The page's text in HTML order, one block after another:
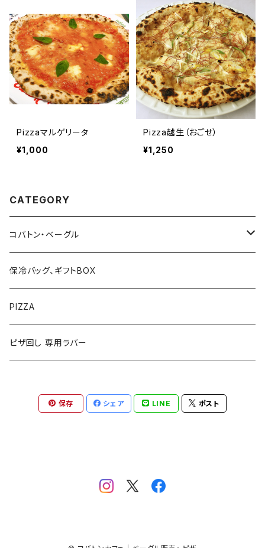
Pizzaマルゲリータ
¥1,000
Pizza越生（おごせ）
¥1,250
CATEGORY
コバトン・ベーグル
ベーグル単品
コバトンベーグル・プレーン
コバトンベーグル・おかず系
ベーグルセット
コバトンベーグル・お得な【おまかせセット】
保冷バッグ、ギフトBOX
PIZZA
ピザ回し 専用ラバー
保存 シェア LINE ポスト